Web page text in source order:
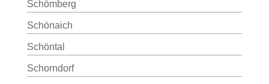
Schömberg
Schönaich
Schöntal
Schorndorf